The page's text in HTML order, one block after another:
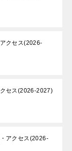
クセス(2026-
セス(2026-2027)
アクセス(2026-